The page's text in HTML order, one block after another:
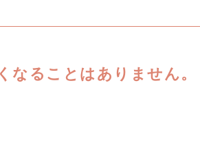
なることはありません。